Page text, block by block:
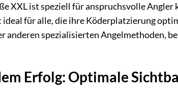
XXL ist speziell für anspruchsvolle
für alle, die ihre Köderplatzierung
anderen spezialisierten Angelmethoden,
Erfolg: Optimale